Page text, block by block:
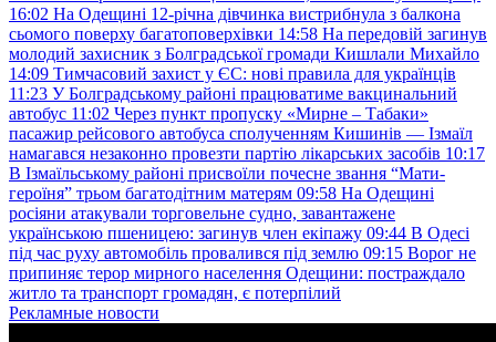
16:02 На Одещині 12-річна дівчинка вистрибнула з балкона
сьомого поверху багатоповерхівки 14:58 На передовій загинув
молодий захисник з Болградської громади Кишлали Михайло
14:09 Тимчасовий захист у ЄС: нові правила для українців
11:23 У Болградському районі працюватиме вакцинальний
автобус 11:02 Через пункт пропуску «Мирне – Табаки»
пасажир рейсового автобуса сполученням Кишинів — Ізмаїл
намагався незаконно провезти партію лікарських засобів 10:17
В Ізмаїльському районі присвоїли почесне звання “Мати-
героїня” трьом багатодітним матерям 09:58 На Одещині
росіяни атакували торговельне судно, завантажене
українською пшеницею: загинув член екіпажу 09:44 В Одесі
під час руху автомобіль провалився під землю 09:15 Ворог не
припиняє терор мирного населення Одещини: постраждало
житло та транспорт громадян, є потерпілий
Рекламные новости